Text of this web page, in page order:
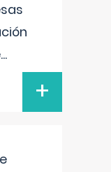
...
+